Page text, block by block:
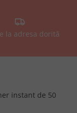
la adresa dorită
instant de 50